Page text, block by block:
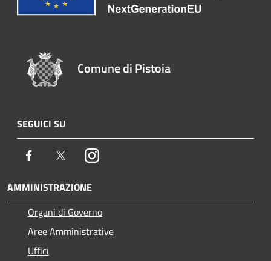
Comune di Pistoia
SEGUICI SU
Facebook TwitterInstagram
AMMINISTRAZIONE
Organi di Governo
Aree Amministrative
Uffici